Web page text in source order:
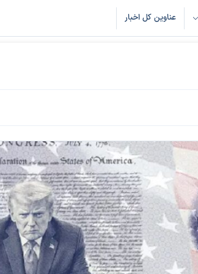
عناوین کل اخبار